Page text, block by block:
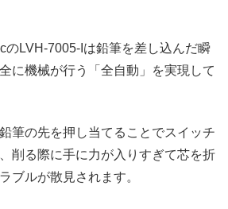
のLVH-7005-Iは鉛筆を差し込んだ瞬
に機械が行う「全自動」を実現して
筆の先を押し当てることでスイッチ
削る際に手に力が入りすぎて芯を折
ブルが散見されます。